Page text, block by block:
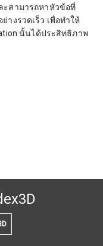
ะสามารถหาหัวข้อที่
างรวดเร็ว เพื่อทำให้
นั้นได้ประสิทธิภาพ